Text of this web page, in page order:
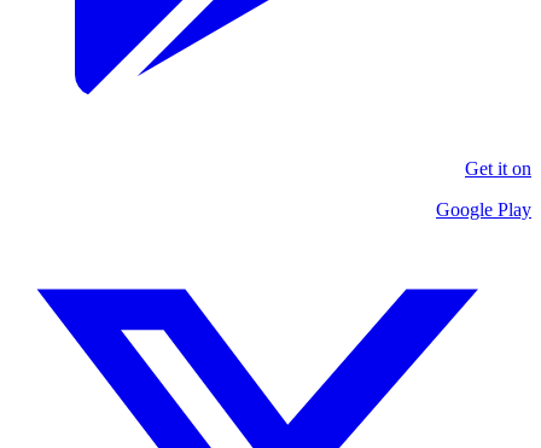
Get it on
Google Play